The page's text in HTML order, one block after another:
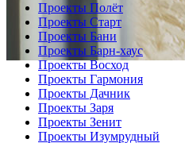
Проекты Полёт
Проекты Старт
Проекты Бани
Проекты Барн-хаус
Проекты Восход
Проекты Гармония
Проекты Дачник
Проекты Заря
Проекты Зенит
Проекты Изумрудный